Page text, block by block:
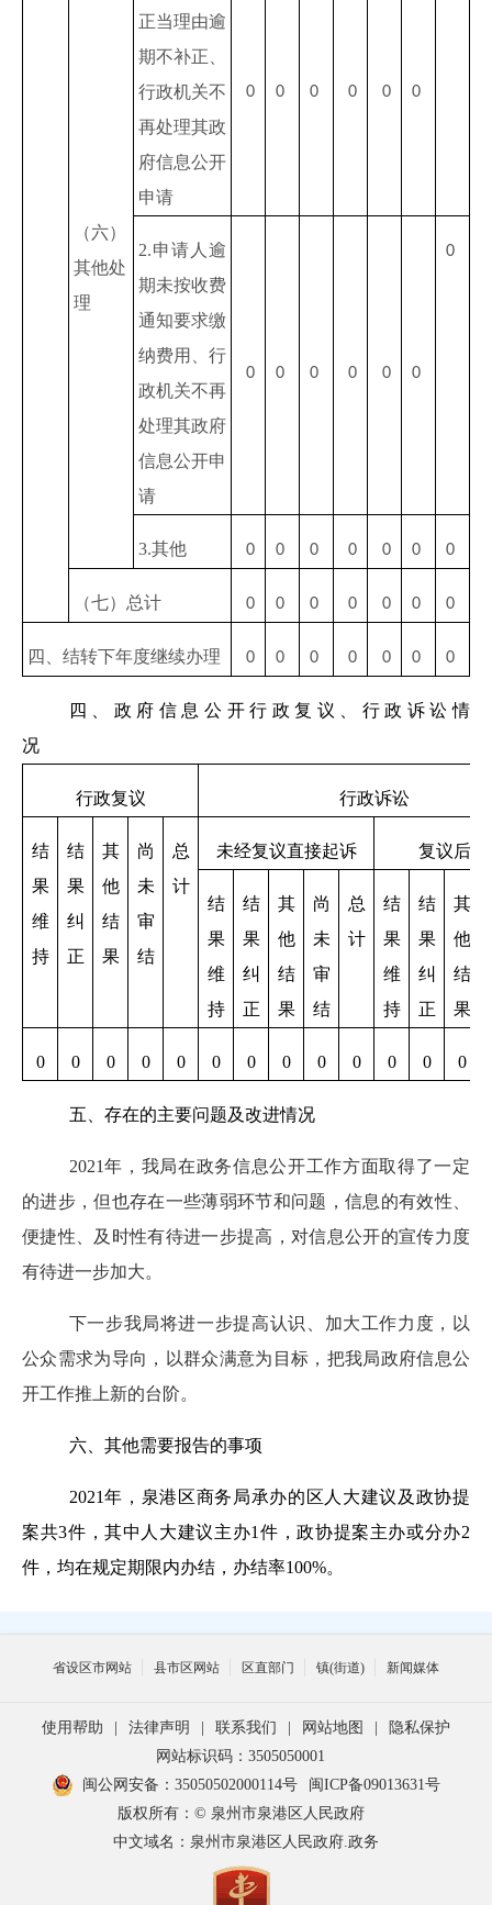
（六）
其他处
理
正当理由逾
期不补正、
行政机关不
再处理其政
府信息公开
申请
0 0 0 0 0 0
2.申请人逾
期未按收费
通知要求缴
纳费用、行
政机关不再
处理其政府
信息公开申
请
0 0 0 0 0 0
0
3.其他 0 0 0 0 0 0 0
（七）总计 0 0 0 0 0 0 0
四、结转下年度继续办理 0 0 0 0 0 0 0
四、政府信息公开行政复议、行政诉讼情
况
行政复议 行政诉讼
结
果
维
持
结
果
纠
正
其
他
结
果
尚
未
审
结
总
计
未经复议直接起诉 复议后起
结
果
维
持
结
果
纠
正
其
他
结
果
尚
未
审
结
总
计
结
果
维
持
结
果
纠
正
其
他
结
果
0 0 0 0 0 0 0 0 0 0 0 0 0
五、存在的主要问题及改进情况
2021年，我局在政务信息公开工作方面取得了一定
的进步，但也存在一些薄弱环节和问题，信息的有效性、
便捷性、及时性有待进一步提高，对信息公开的宣传力度
有待进一步加大。
下一步我局将进一步提高认识、加大工作力度，以
公众需求为导向，以群众满意为目标，把我局政府信息公
开工作推上新的台阶。
六、其他需要报告的事项
2021年，泉港区商务局承办的区人大建议及政协提
案共3件，其中人大建议主办1件，政协提案主办或分办2
件，均在规定期限内办结，办结率100%。
省设区市网站 县市区网站 区直部门 镇(街道) 新闻媒体
使用帮助 | 法律声明 | 联系我们 | 网站地图 |
隐私保护
网站标识码：3505050001
闽公网安备：35050502000114号
闽ICP备09013631号
版权所有：© 泉州市泉港区人民政府
中文域名：泉州市泉港区人民政府.政务